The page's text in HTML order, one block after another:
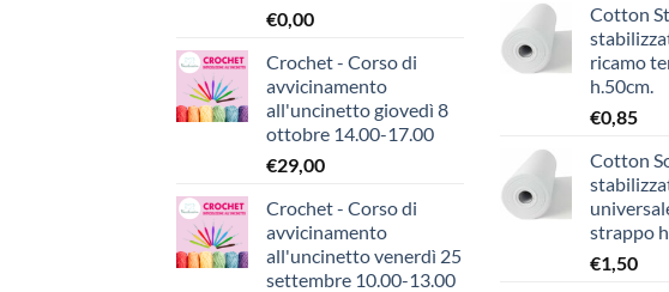
€0,00
Crochet - Corso di
avvicinamento
all'uncinetto giovedì 8
ottobre 14.00-17.00
€29,00
Crochet - Corso di
avvicinamento
all'uncinetto venerdì 25
settembre 10.00-13.00
Cotton
ricamo
h.50cm.
€0,85
Cotton
strappo
€1,50